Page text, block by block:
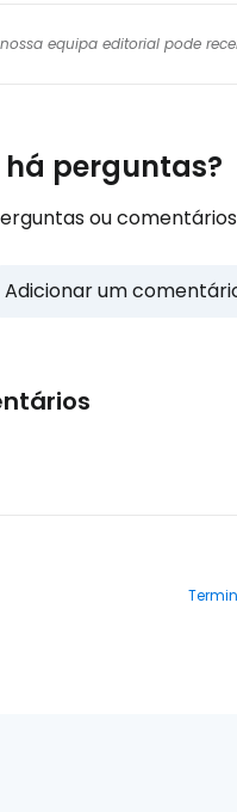
equipa editorial pode
perguntas?
ou
Adicionar um